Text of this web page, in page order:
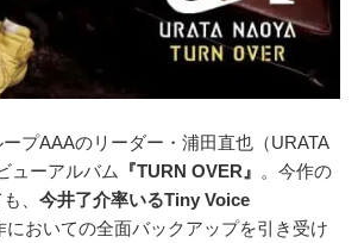
プAAAのリーダー・浦田直也（URATA
ューアルバム
『TURN OVER』 。今作の
、 今井了介率いるTiny Voice
においての全面バックアップを引き受け